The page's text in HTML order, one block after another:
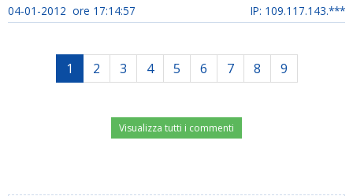
04-01-2012 ore 17:14:57 IP: 109.117.143.***
1 2 3 4 5 6 7 8 9
Visualizza tutti i commenti